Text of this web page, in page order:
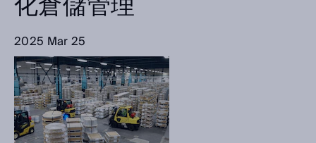
2025 Mar 25